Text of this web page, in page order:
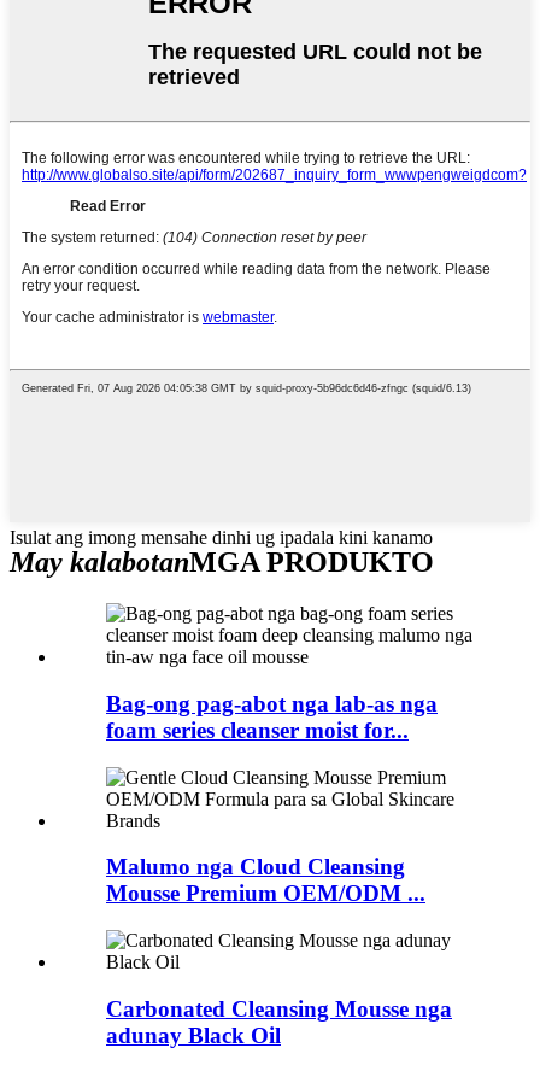
Isulat ang imong mensahe dinhi ug ipadala kini kanamo
May kalabotanMGA PRODUKTO
Bag-ong pag-abot nga lab-as nga
foam series cleanser moist for...
Malumo nga Cloud Cleansing
Mousse‌ Premium OEM/ODM ...
Carbonated Cleansing Mousse nga
adunay Black Oil